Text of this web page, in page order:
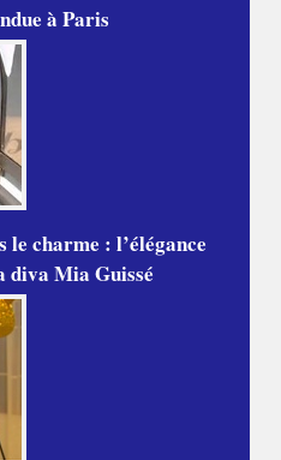
à Paris
le charme : l’élégance
diva Mia Guissé